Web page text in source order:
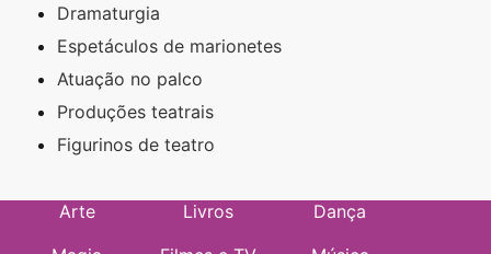
Dramaturgia
Espetáculos de marionetes
Atuação no palco
Produções teatrais
Figurinos de teatro
Arte Livros
Dança